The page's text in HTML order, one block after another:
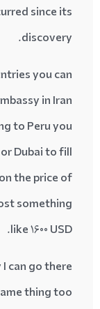
since its
discovery.
you can
in Iran
to Peru you
Dubai to fill
the price of
something
like 1600 USD.
can go there.
thing too!